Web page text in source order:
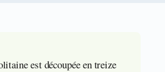
est découpée en treize